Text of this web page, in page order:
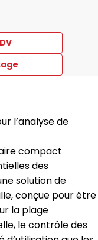
l’analyse de
compact
des
solution de
conçue pour être
la plage
le contrôle des